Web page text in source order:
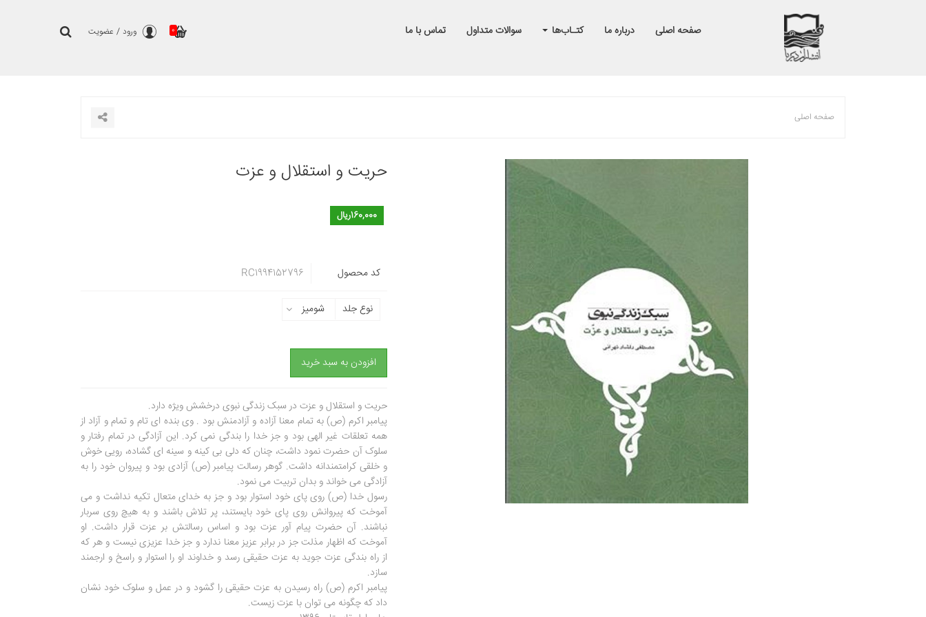
صفحه اصلی درباره ما کتـاب‌ها سوالات متداول تماس با ما 0 ورود / عضویت
صفحه اصلی
حریت و استقلال و عزت
160,000ریال
کد محصول RC1994152796
نوع جلد شومیز
افزودن به سبد خرید
حریت و استقلال و عزت در سبک زندگی نبوی درخشش ویژه دارد.
پیامبر اکرم (ص) به تمام معنا آزاده و آزادمنش بود . وی بنده ای تام و تمام و آزاد از
همه تعلقات غیر الهی بود و جز خدا را بندگی نمی کرد. این آزادگی در تمام رفتار و
سلوک آن حضرت نمود داشت، چنان که دلی بی کینه و سینه ای گشاده، رویی خوش
و خلقی کرامتمندانه داشت. گوهر رسالت پیامبر (ص) آزادی بود و پیروان خود را به
آزادگی می خواند و بدان تربیت می نمود.
رسول خدا (ص) روی پای خود استوار بود و جز به خدای متعال تکیه نداشت و می
آموخت که پیروانش روی پای خود بایستند، پر تلاش باشند و به هیچ روی سربار
نباشند. آن حضرت پیام آور عزت بود و اساس رسالتش بر عزت قرار داشت. او
آموخت که اظهار مذلت جز در برابر عزیز معنا ندارد و جز خدا عزیزی نیست و هر که
از راه بندگی عزت جوید به عزت حقیقی رسد و خداوند او را استوار و راسخ و ارجمند
سازد.
پیامبر اکرم (ص) راه رسیدن به عزت حقیقی را گشود و در عمل و سلوک خود نشان
داد که چگونه می توان با عزت زیست.